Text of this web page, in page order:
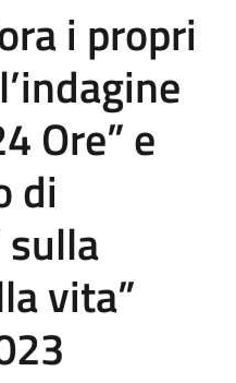
i propri
Ore” e
di
sulla
vita”